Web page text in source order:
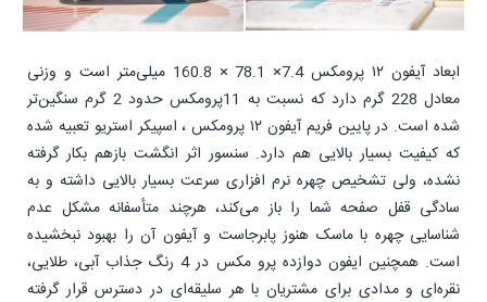
ابعاد آیفون ۱۲ پرومکس 7.4× 78.1 × 160.8 میلی‌متر است و وزنی
معادل 228 گرم دارد که نسبت به 11پرومکس حدود 2 گرم سنگین‌تر
شده است. در پایین فریم آیفون ۱۲ پرومکس ، اسپیکر استریو تعبیه شده
که کیفیت بسیار بالایی هم دارد. سنسور اثر انگشت بازهم بکار گرفته
نشده، ولی تشخیص چهره نرم افزاری سرعت بسیار بالایی داشته و به
سادگی قفل صفحه شما را باز می‌کند، هرچند متأسفانه مشکل عدم
شناسایی چهره با ماسک هنوز پابرجاست و آیفون آن را بهبود نبخشیده
است. همچنین ایفون دوازده پرو مکس در 4 رنگ جذاب آبی، طلایی،
نقره‌ای و مدادی برای مشتریان با هر سلیقه‌ای در دسترس قرار گرفته